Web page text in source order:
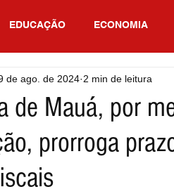
EDUCAÇÃO ECONOMIA
PAULO
de Mauá, por
prorroga
de ago. de 2024 2 min de leitura